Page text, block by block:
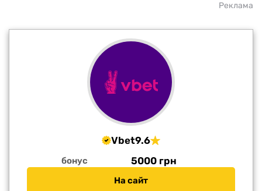
Реклама
Vbet9.6
бонус 5000 грн
На сайт